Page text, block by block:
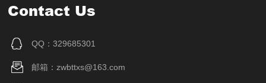
Contact Us
QQ：329685301
邮箱：zwbttxs@163.com